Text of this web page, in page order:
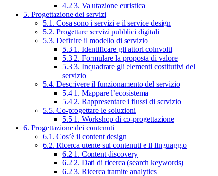
4.2.3. Valutazione euristica
5. Progettazione dei servizi
5.1. Cosa sono i servizi e il service design
5.2. Progettare servizi pubblici digitali
5.3. Definire il modello di servizio
5.3.1. Identificare gli attori coinvolti
5.3.2. Formulare la proposta di valore
5.3.3. Inquadrare gli elementi costitutivi del
servizio
5.4. Descrivere il funzionamento del servizio
5.4.1. Mappare l’ecosistema
5.4.2. Rappresentare i flussi di servizio
5.5. Co-progettare le soluzioni
5.5.1. Workshop di co-progettazione
6. Progettazione dei contenuti
6.1. Cos’è il content design
6.2. Ricerca utente sui contenuti e il linguaggio
6.2.1. Content discovery
6.2.2. Dati di ricerca (search keywords)
6.2.3. Ricerca tramite analytics